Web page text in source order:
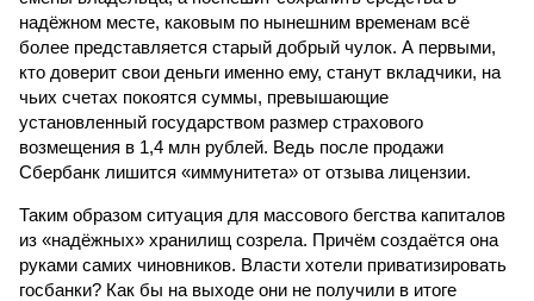
надёжном месте, каковым по нынешним временам всё
более представляется старый добрый чулок. А первыми,
кто доверит свои деньги именно ему, станут вкладчики, на
чьих счетах покоятся суммы, превышающие
установленный государством размер страхового
возмещения в 1,4 млн рублей. Ведь после продажи
Сбербанк лишится «иммунитета» от отзыва лицензии.
Таким образом ситуация для массового бегства капиталов
из «надёжных» хранилищ созрела. Причём создаётся она
руками самих чиновников. Власти хотели приватизировать
госбанки? Как бы на выходе они не получили в итоге